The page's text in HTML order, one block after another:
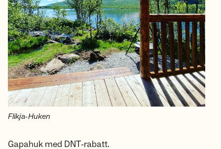
Flikja-Huken
Gapahuk med DNT-rabatt.